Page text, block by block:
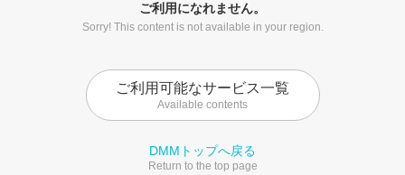
ご利用になれません。
Sorry! This content is not available in your region.
ご利用可能なサービス一覧
Available contents
DMMトップへ戻る
Return to the top page